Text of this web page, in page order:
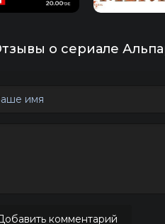
о сериале
комментарий